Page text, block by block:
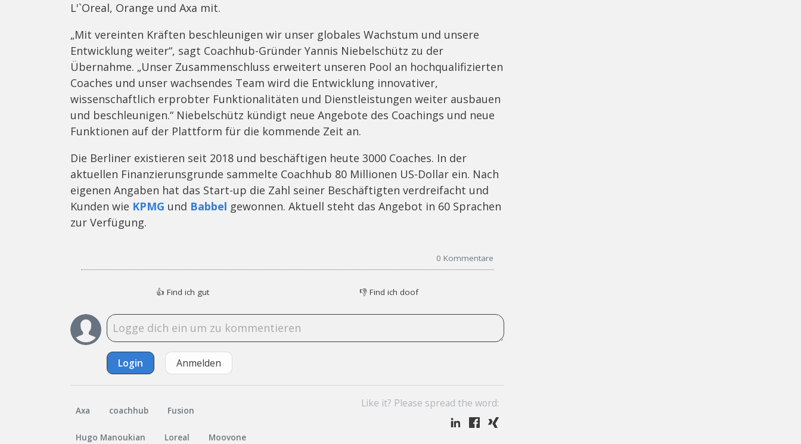
L'`Oreal, Orange und Axa mit.
„Mit vereinten Kräften beschleunigen wir unser globales Wachstum und unsere
Entwicklung weiter“, sagt Coachhub-Gründer Yannis Niebelschütz zu der
Übernahme. „Unser Zusammenschluss erweitert unseren Pool an hochqualifizierten
Coaches und unser wachsendes Team wird die Entwicklung innovativer,
wissenschaftlich erprobter Funktionalitäten und Dienstleistungen weiter ausbauen
und beschleunigen.“ Niebelschütz kündigt neue Angebote des Coachings und neue
Funktionen auf der Plattform für die kommende Zeit an.
Die Berliner existieren seit 2018 und beschäftigen heute 3000 Coaches. In der
aktuellen Finanzierunsgrunde sammelte Coachhub 80 Millionen US-Dollar ein. Nach
eigenen Angaben hat das Start-up die Zahl seiner Beschäftigten verdreifacht und
Kunden wie KPMG und Babbel gewonnen. Aktuell steht das Angebot in 60 Sprachen
zur Verfügung.
0 Kommentare
👍 Find ich gut 👎 Find ich doof
Login Anmelden
Axa coachhub Fusion
Hugo Manoukian Loreal Moovone
Like it? Please spread the word: